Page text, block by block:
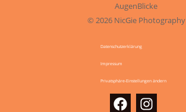
AugenBlicke
© 2026 NicGie Photography
Datenschutzerklärung
Impressum
Privatsphäre-Einstellungen ändern